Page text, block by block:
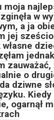
moja
w
a ja
jej
zauważać,
o
dziwne
Kiedy
ogarnął